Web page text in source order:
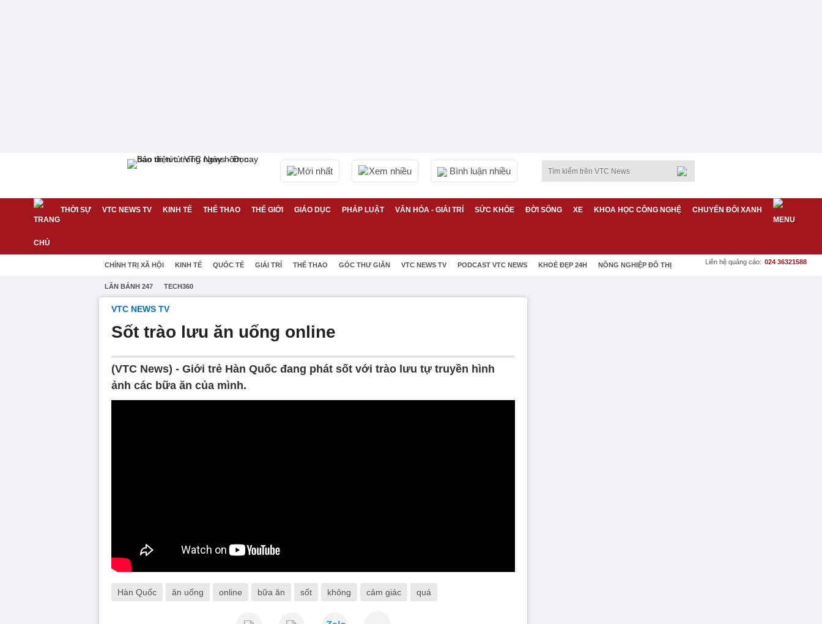
Mới nhất Xem nhiều Bình luận nhiều
THỜI SỰ VTC NEWS TV KINH TẾ THỂ THAO THẾ GIỚI GIÁO DỤC PHÁP LUẬT VĂN HÓA - GIẢI TRÍ SỨC KHỎE ĐỜI SỐNG XE KHOA HỌC CÔNG NGHỆ CHUYỂN ĐỔI XANH
CHÍNH TRỊ XÃ HỘI KINH TẾ QUỐC TẾ GIẢI TRÍ THỂ THAO GÓC THƯ GIÃN VTC NEWS TV PODCAST VTC NEWS KHOẺ ĐẸP 24H NÔNG NGHIỆP ĐÔ THỊ
LĂN BÁNH 247 TECH360
Liên hệ quảng cáo: 024 36321588
VTC NEWS TV
Sốt trào lưu ăn uống online
(VTC News) - Giới trẻ Hàn Quốc đang phát sốt với trào lưu tự truyền hình
ảnh các bữa ăn của mình.
Hàn Quốc ăn uống online bữa ăn sốt không cảm giác quá